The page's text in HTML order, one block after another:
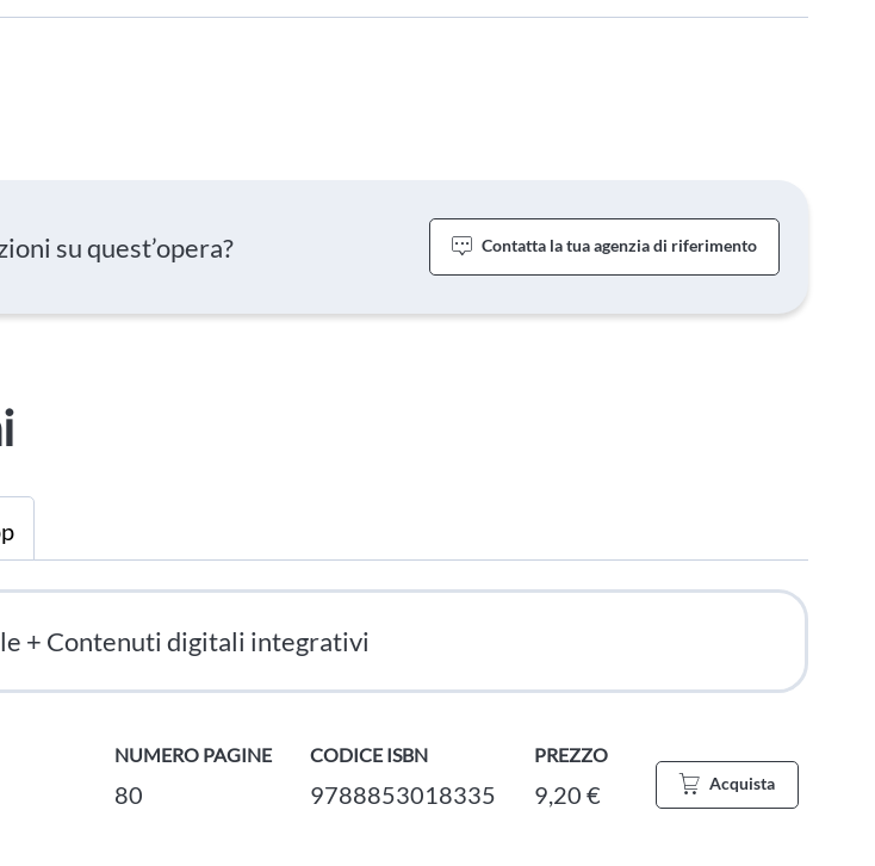
su quest’opera? Contatta la tua agenzia di riferimento
+ Contenuti digitali integrativi
NUMERO PAGINE
80
CODICE ISBN
9788853018335
PREZZO
9,20 € Acquista